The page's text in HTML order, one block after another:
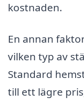
kostnaden.
En annan
vilken typ av
Standard
till ett lägre